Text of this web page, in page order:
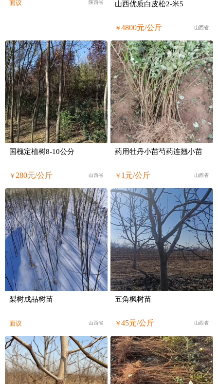
面议 陕西省 山西优质白皮松2-米5
￥ 4800元/公斤 山西省
国槐定植树8-10公分
￥ 280元/公斤 山西省
药用牡丹小苗芍药连翘小苗
￥ 1元/公斤 山西省
梨树成品树苗
面议 山西省
五角枫树苗
￥ 45元/公斤 山西省